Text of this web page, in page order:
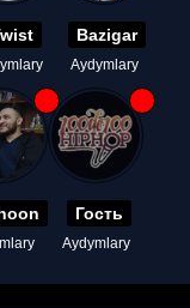
Bazigar
Aydymlary
Гость
Aydymlary